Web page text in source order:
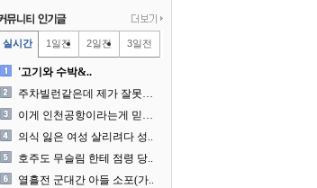
실시간 1일전 2일전 3일전
'고기와 수박&..
주차빌런같은데 제가 잘못한건..
이게 인천공항이라는게 믿겨지..
의식 잃은 여성 살리려다 성..
호주도 무슬림 한테 점령 당..
열흘전 군대간 아들 소포(가..